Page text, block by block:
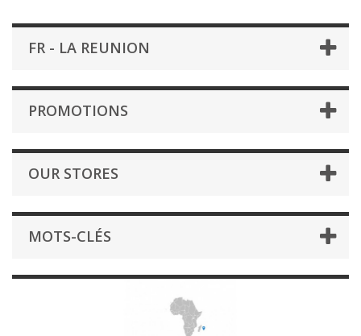
FR - LA REUNION
PROMOTIONS
OUR STORES
MOTS-CLÉS